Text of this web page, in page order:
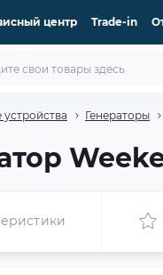
центр Trade-in
Генераторы